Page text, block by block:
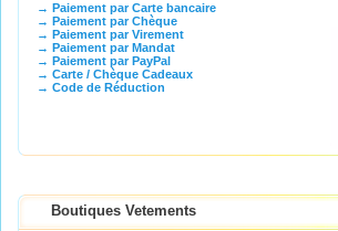
→ Paiement par Carte bancaire
→ Paiement par Chèque
→ Paiement par Virement
→ Paiement par Mandat
→ Paiement par PayPal
→ Carte / Chèque Cadeaux
→ Code de Réduction
Boutiques Vetements